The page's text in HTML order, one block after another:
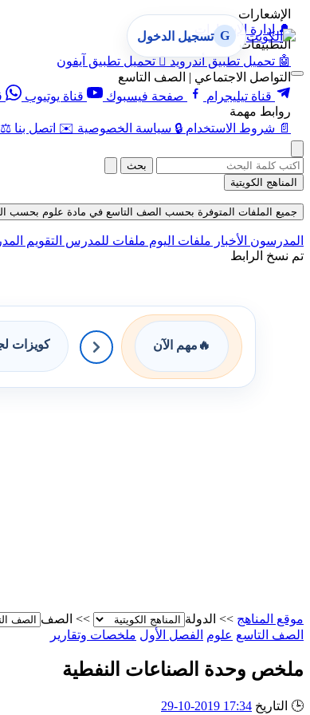
الإشعارات
🔔 إدارة الإشعارات
التطبيقات
🤖 تحميل تطبيق أندرويد  تحميل تطبيق آيفون
التواصل الاجتماعي | الصف التاسع
قناة تيليجرام
صفحة فيسبوك قناة يوتيوب
روابط مهمة
📄 شروط الاستخدام 🔒 سياسة الخصوصية ✉️ اتصل بنا ⚖️
G تسجيل الدخول
بحث
المناهج الكويتية
جميع الملفات المتوفرة بحسب الصف التاسع في مادة علوم بحسب الفصل
المدرسون الأخبار ملفات اليوم ملفات للمدرس التقويم
تم نسخ الرابط
🔥 مهم الآن كويزات
موقع المناهج >> الدولة >> الصف
الصف التاسع علوم الفصل الأول ملخصات وتقارير
ملخص وحدة الصناعات النفطية
🕒 التاريخ 17:34 2019-10-29